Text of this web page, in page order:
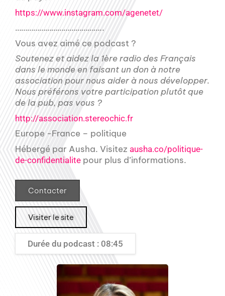
https://www.instagram.com/agenetet/
……………………………………..
Vous avez aimé ce podcast ?
Soutenez et aidez la 1ère radio des Français
dans le monde en faisant un don à notre
association pour nous aider à nous développer.
Nous préférons votre participation plutôt que
de la pub, pas vous ?
http://association.stereochic.fr
Europe -France – politique
Hébergé par Ausha. Visitez ausha.co/politique-
de-confidentialite pour plus d’informations.
Contacter
Visiter le site
Durée du podcast : 08:45